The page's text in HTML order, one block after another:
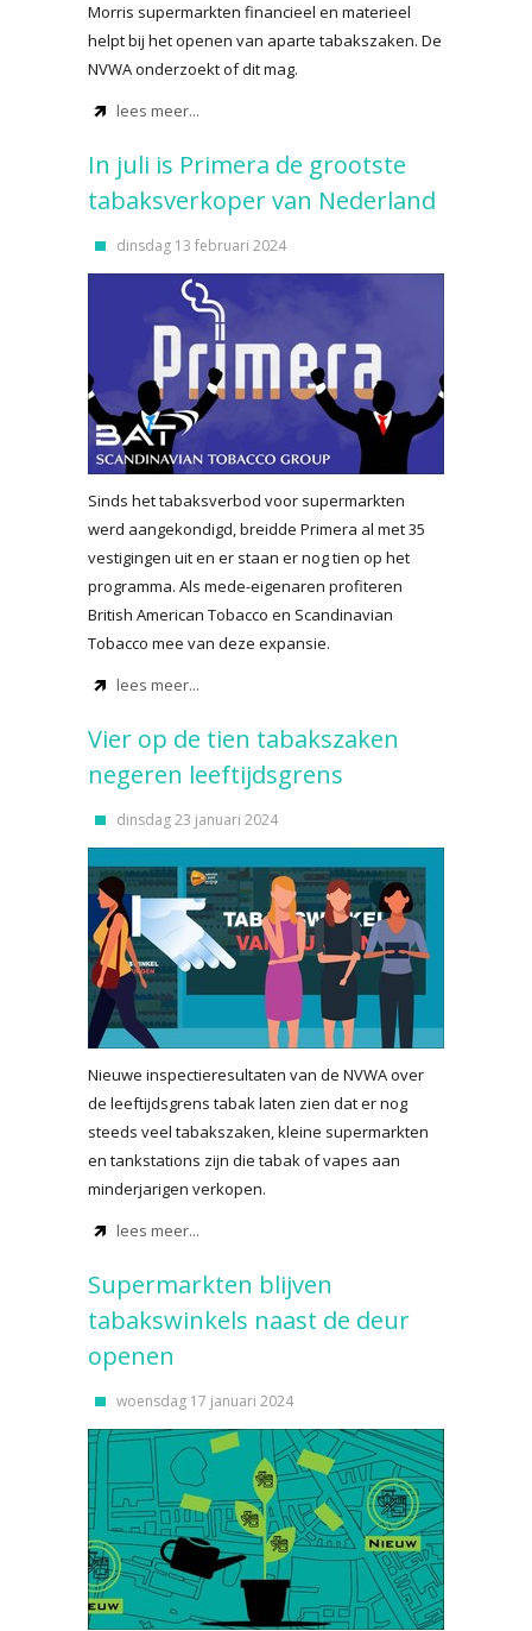
Morris supermarkten financieel en materieel
helpt bij het openen van aparte tabakszaken. De
NVWA onderzoekt of dit mag.
lees meer...
In juli is Primera de grootste
tabaksverkoper van Nederland
dinsdag 13 februari 2024
Sinds het tabaksverbod voor supermarkten
werd aangekondigd, breidde Primera al met 35
vestigingen uit en er staan er nog tien op het
programma. Als mede-eigenaren profiteren
British American Tobacco en Scandinavian
Tobacco mee van deze expansie.
lees meer...
Vier op de tien tabakszaken
negeren leeftijdsgrens
dinsdag 23 januari 2024
Nieuwe inspectieresultaten van de NVWA over
de leeftijdsgrens tabak laten zien dat er nog
steeds veel tabakszaken, kleine supermarkten
en tankstations zijn die tabak of vapes aan
minderjarigen verkopen.
lees meer...
Supermarkten blijven
tabakswinkels naast de deur
openen
woensdag 17 januari 2024